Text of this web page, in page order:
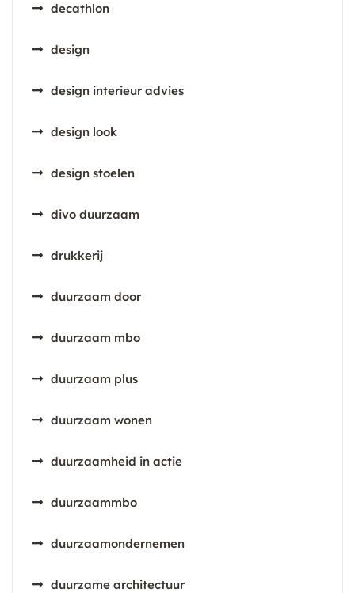
decathlon
design
design interieur advies
design look
design stoelen
divo duurzaam
drukkerij
duurzaam door
duurzaam mbo
duurzaam plus
duurzaam wonen
duurzaamheid in actie
duurzaammbo
duurzaamondernemen
duurzame architectuur